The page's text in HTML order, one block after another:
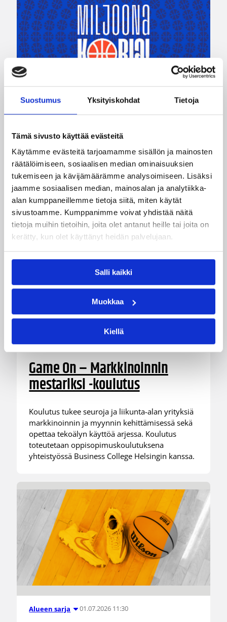
Suostumus Yksityiskohdat Tietoja
Tämä sivusto käyttää evästeitä
Käytämme evästeitä tarjoamamme sisällön ja mainosten
räätälöimiseen, sosiaalisen median ominaisuuksien
tukemiseen ja kävijämäärämme analysoimiseen. Lisäksi
jaamme sosiaalisen median, mainosalan ja analytiikka-
alan kumppaneillemme tietoja siitä, miten käytät
sivustoamme. Kumppanimme voivat yhdistää näitä
tietoja muihin tietoihin, joita olet antanut heille tai joita on
kerätty, kun olet käyttänyt heidän palvelujaan.
Salli kaikki
Muokkaa
Kiellä
Koripalloliitto 04.08.2026 12:00
17.8.
Haaste tarjoaa seuroille valmiin konseptin
innostaa mukaan uusia pelaajia ja syventää
yhteistyötä koulujen kanssa.
Koripalloliitto 03.08.2026 15:25
Game On – Markkinoinnin
mestariksi -koulutus
Koulutus tukee seuroja ja liikunta-alan yrityksiä
markkinoinnin ja myynnin kehittämisessä sekä
opettaa tekoälyn käyttöä arjessa. Koulutus
toteutetaan oppisopimuskoulutuksena
yhteistyössä Business College Helsingin kanssa.
Alueen sarja 01.07.2026 11:30